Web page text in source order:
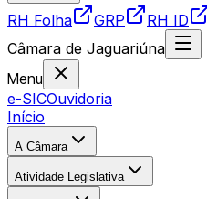
RH Folha GRP
RH ID
Câmara de Jaguariúna
Menu
e-SICOuvidoria
Início
A Câmara
Atividade Legislativa